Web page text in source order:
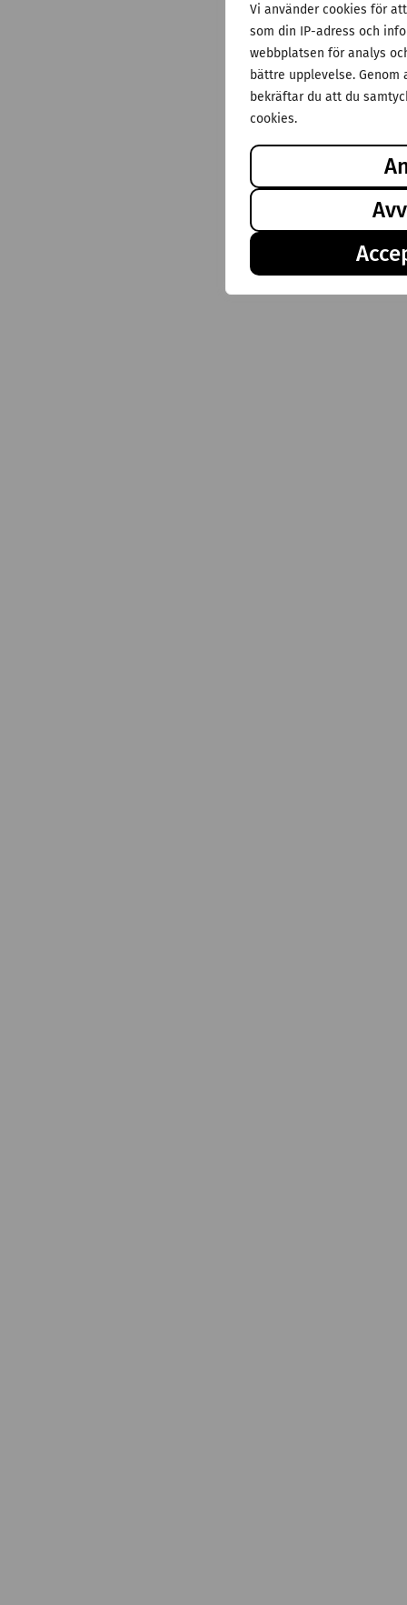
Vi använder cookies för
som din IP-adress och
webbplatsen för analys
bättre upplevelse.
bekräftar du att du
cookies.